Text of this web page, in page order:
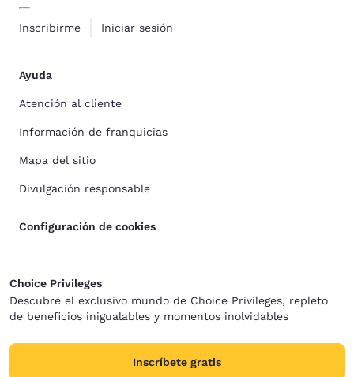
Inscribirme Iniciar sesión
Ayuda
Atención al cliente
Información de franquicias
Mapa del sitio
Divulgación responsable
Configuración de cookies
Choice Privileges
Descubre el exclusivo mundo de Choice Privileges, repleto
de beneficios inigualables y momentos inolvidables
Inscríbete gratis